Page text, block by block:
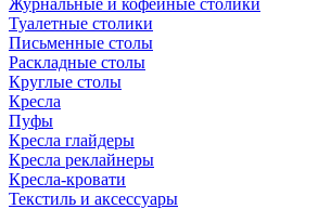
Журнальные и кофейные столики
Туалетные столики
Письменные столы
Раскладные столы
Круглые столы
Кресла
Пуфы
Кресла глайдеры
Кресла реклайнеры
Кресла-кровати
Текстиль и аксессуары